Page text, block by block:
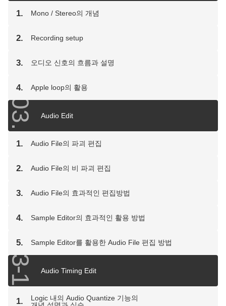
1. Mono / Stereo의 개념
2. Recording setup
3. 오디오 신호의 흐름과 설명
4. Apple loop의 활용
03. Audio Edit
1. Audio File의 파괴 편집
2. Audio File의 비 파괴 편집
3. Audio File의 효과적인 편집방법
4. Sample Editor의 효과적인 활용 방법
5. Sample Editor를 활용한 Audio File 편집 방법
03-1 Audio Timing Edit
1.
Logic 내의 Audio Quantize 기능의